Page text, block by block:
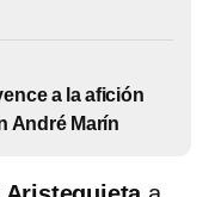
a la afición
André Marín